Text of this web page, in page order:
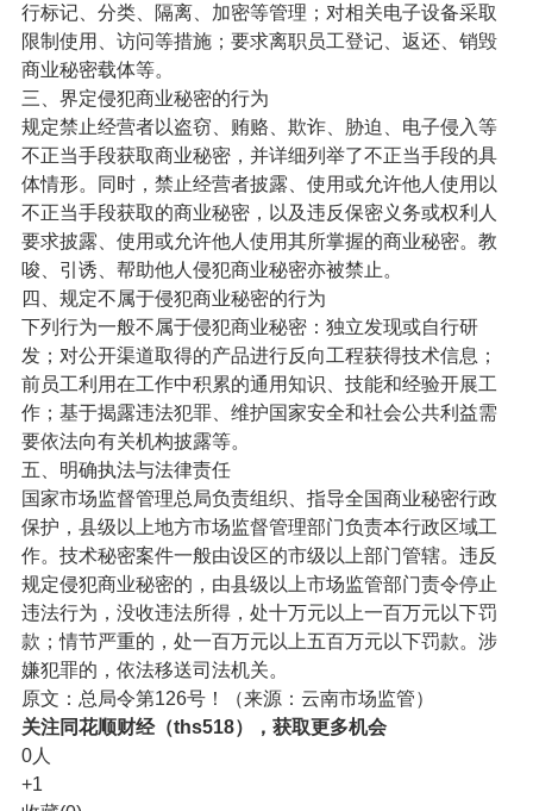
行标记、分类、隔离、加密等管理；对相关电子设备采取
限制使用、访问等措施；要求离职员工登记、返还、销毁
商业秘密载体等。
三、界定侵犯商业秘密的行为
规定禁止经营者以盗窃、贿赂、欺诈、胁迫、电子侵入等
不正当手段获取商业秘密，并详细列举了不正当手段的具
体情形。同时，禁止经营者披露、使用或允许他人使用以
不正当手段获取的商业秘密，以及违反保密义务或权利人
要求披露、使用或允许他人使用其所掌握的商业秘密。教
唆、引诱、帮助他人侵犯商业秘密亦被禁止。
四、规定不属于侵犯商业秘密的行为
下列行为一般不属于侵犯商业秘密：独立发现或自行研
发；对公开渠道取得的产品进行反向工程获得技术信息；
前员工利用在工作中积累的通用知识、技能和经验开展工
作；基于揭露违法犯罪、维护国家安全和社会公共利益需
要依法向有关机构披露等。
五、明确执法与法律责任
国家市场监督管理总局负责组织、指导全国商业秘密行政
保护，县级以上地方市场监督管理部门负责本行政区域工
作。技术秘密案件一般由设区的市级以上部门管辖。违反
规定侵犯商业秘密的，由县级以上市场监管部门责令停止
违法行为，没收违法所得，处十万元以上一百万元以下罚
款；情节严重的，处一百万元以上五百万元以下罚款。涉
嫌犯罪的，依法移送司法机关。
原文：总局令第126号！（来源：云南市场监管）
关注同花顺财经（ths518），获取更多机会
0人
+1